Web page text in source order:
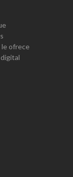
le ofrece